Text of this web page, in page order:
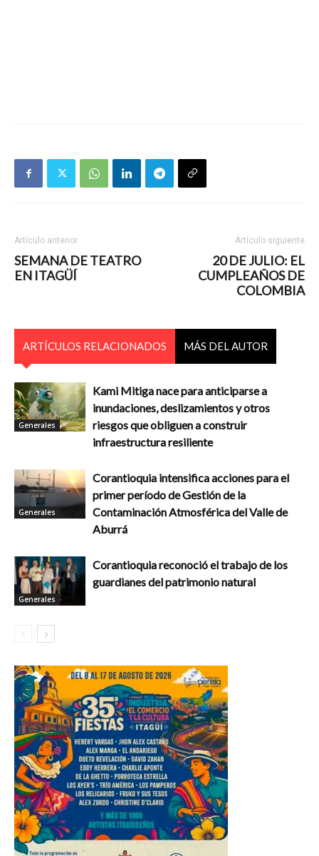
Artículo anterior
SEMANA DE TEATRO
EN ITAGÜÍ
Artículo siguiente
20 DE JULIO: EL
CUMPLEAÑOS DE
COLOMBIA
ARTÍCULOS RELACIONADOS MÁS DEL AUTOR
Generales
Kami Mitiga nace para anticiparse a
inundaciones, deslizamientos y otros
riesgos que obliguen a construir
infraestructura resiliente
Generales
Corantioquia intensifica acciones para el
primer período de Gestión de la
Contaminación Atmosférica del Valle de
Aburrá
Generales
Corantioquia reconoció el trabajo de los
guardianes del patrimonio natural